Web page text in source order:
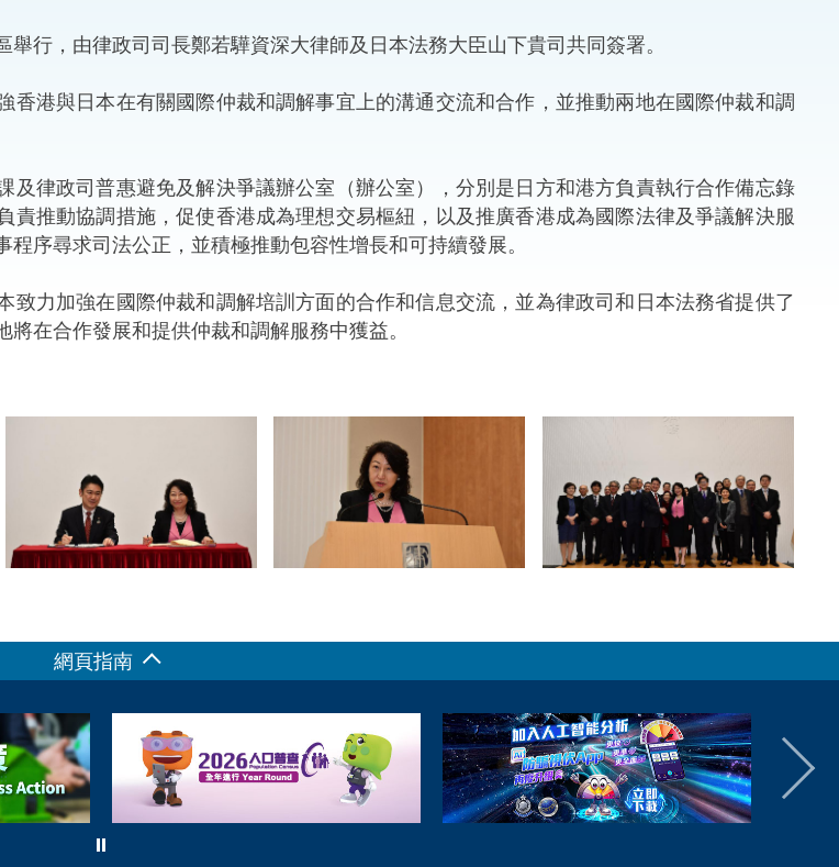
，由律政司司長鄭若驊資深大律師及日本法務大臣山下貴司共同簽署。
港與日本在有關國際仲裁和調解事宜上的溝通交流和合作，並推動兩地在國際仲裁和調
律政司普惠避免及解決爭議辦公室（辦公室），分別是日方和港方負責執行合作備忘錄
責推動協調措施，促使香港成為理想交易樞紐，以及推廣香港成為國際法律及爭議解決服
序尋求司法公正，並積極推動包容性增長和可持續發展。
力加強在國際仲裁和調解培訓方面的合作和信息交流，並為律政司和日本法務省提供了
在合作發展和提供仲裁和調解服務中獲益。
網頁指南